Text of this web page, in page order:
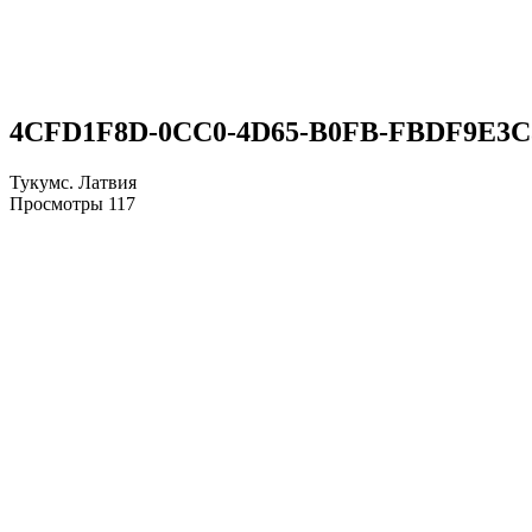
4CFD1F8D-0CC0-4D65-B0FB-
Тукумс. Латвия
Просмотры 117